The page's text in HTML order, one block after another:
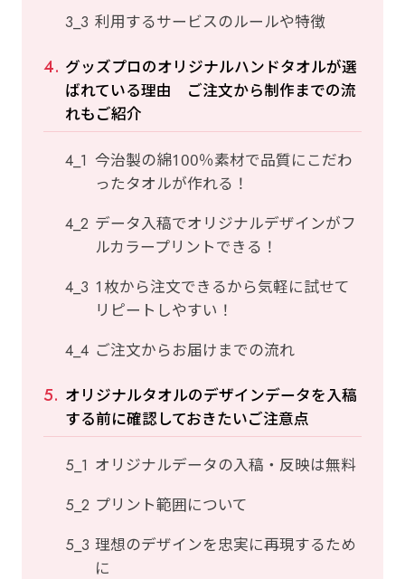
利用するサービスのルールや特徴
グッズプロのオリジナルハンドタオルが選
ばれている理由 ご注文から制作までの流
れもご紹介
今治製の綿100％素材で品質にこだわ
ったタオルが作れる！
データ入稿でオリジナルデザインがフ
ルカラープリントできる！
1枚から注文できるから気軽に試せて
リピートしやすい！
ご注文からお届けまでの流れ
オリジナルタオルのデザインデータを入稿
する前に確認しておきたいご注意点
オリジナルデータの入稿・反映は無料
プリント範囲について
理想のデザインを忠実に再現するため
に